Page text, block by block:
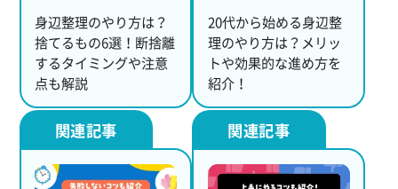
身辺整理のやり方は？
捨てるもの6選！断捨離
するタイミングや注意
点も解説
20代から始める身辺整
理のやり方は？メリッ
トや効果的な進め方を
紹介！